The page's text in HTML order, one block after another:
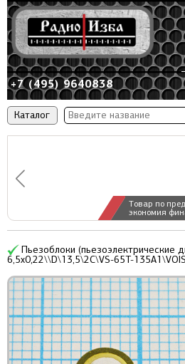
Каталог
Товар по
экономия
+7 (495) 9640838
Пьезоблоки (пьезоэлектрические
6,5x0,22\\D\13,5\2C\VS-65T-